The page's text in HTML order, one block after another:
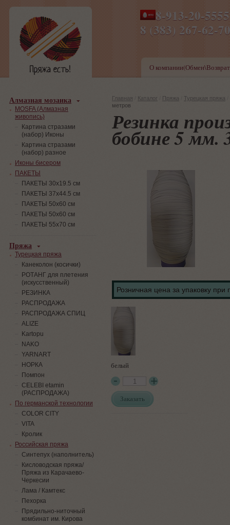
8-913-20-
8 (383) 267-
ПН-ПТ 8-17,СБ-ВС 9-
О
Главная Каталог Пряжа Турецкая пряжа
метров
Резинка
бобине 5 мм.
Розничная цена за упаковку при
белый
Заказать
Алмазная мозаика
MOSFA (Алмазная
живопись)
Картина стразами
(набор) Иконы
Картина стразами
(набор) разное
Иконы бисером
ПАКЕТЫ
ПАКЕТЫ 30х19.5 см
ПАКЕТЫ 37х44.5 см
ПАКЕТЫ 50х60 см
ПАКЕТЫ 50х60 см
ПАКЕТЫ 55х70 см
Пряжа
Турецкая пряжа
Канеколон (косички)
РОТАНГ для плетения
(искусственный)
PЕЗИНКА
РАСПРОДАЖА
РАСПРОДАЖА СПИЦ
ALIZE
Kartopu
NAKO
YARNART
НОРКА
Помпон
СELEBI etamin
(РАСПРОДАЖА)
По германской технологии
COLOR CITY
VITA
Кролик
Российская пряжа
Синтепух (наполнитель)
Кисловодская пряжа/
Пряжа из Карачаево-
Черкесии
Лама / Камтекс
Пехорка
Прядильно-ниточный
комбинат им. Кирова